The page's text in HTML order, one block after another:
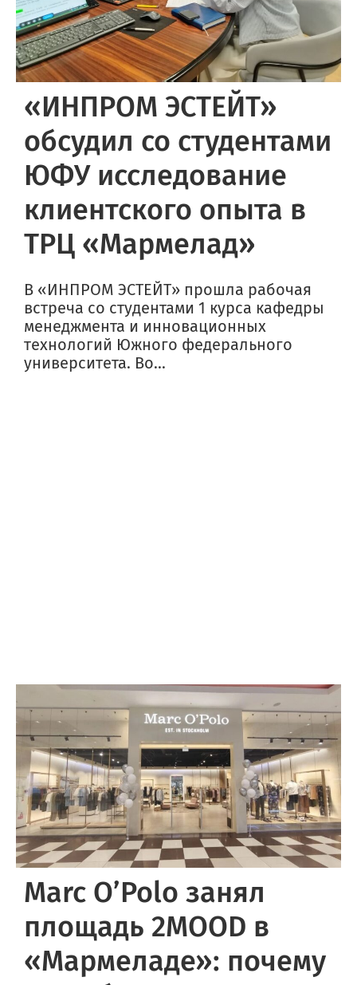
«ИНПРОМ ЭСТЕЙТ»
обсудил со студентами
ЮФУ исследование
клиентского опыта в
ТРЦ «Мармелад»
В «ИНПРОМ ЭСТЕЙТ» прошла рабочая
встреча со студентами 1 курса кафедры
менеджмента и инновационных
технологий Южного федерального
университета. Во...
Marc O’Polo занял
площадь 2MOOD в
«Мармеладе»: почему